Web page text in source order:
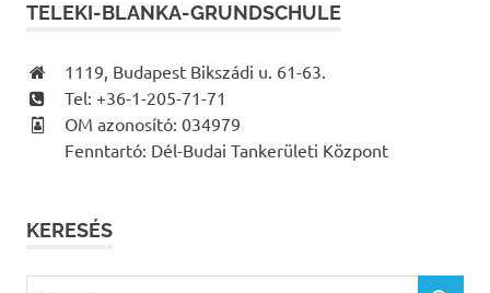
TELEKI-BLANKA-GRUNDSCHULE
1119, Budapest Bikszádi u. 61-63.
Tel: +36-1-205-71-71
OM azonosító: 034979
Fenntartó: Dél-Budai Tankerületi Központ
KERESÉS